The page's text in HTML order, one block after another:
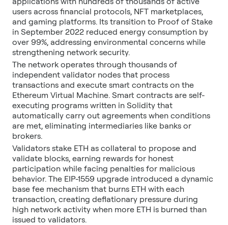
users across financial protocols, NFT marketplaces,
and gaming platforms. Its transition to Proof of Stake
in September 2022 reduced energy consumption by
over 99%, addressing environmental concerns while
strengthening network security.
The network operates through thousands of
independent validator nodes that process
transactions and execute smart contracts on the
Ethereum Virtual Machine. Smart contracts are self-
executing programs written in Solidity that
automatically carry out agreements when conditions
are met, eliminating intermediaries like banks or
brokers.
Validators stake ETH as collateral to propose and
validate blocks, earning rewards for honest
participation while facing penalties for malicious
behavior. The EIP-1559 upgrade introduced a dynamic
base fee mechanism that burns ETH with each
transaction, creating deflationary pressure during
high network activity when more ETH is burned than
issued to validators.